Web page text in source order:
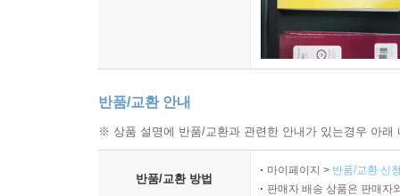
반품/교환 안내
※ 상품 설명에 반품/교환과 관련한 안내가 있는경우 아
반품/교환 방법
마이페이지 > 반품/교환 신
판매자 배송 상품은 판매자